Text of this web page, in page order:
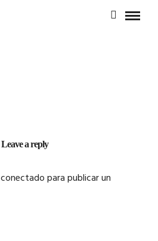
Leave a reply
conectadopara publicar un